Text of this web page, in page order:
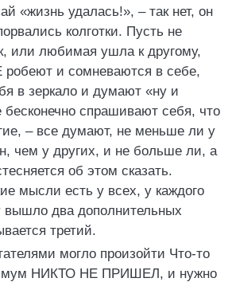
«жизнь удалась!», – так нет, он
колготки. Пусть не
или любимая ушла к другому,
робеют и сомневаются в себе,
в зеркало и думают «ну и
спрашивают себя, что
– все думают, не меньше ли у
чем у других, и не больше ли, а
об этом сказать.
мысли есть у всех, у каждого
вышло два дополнительных
третий.
могло произойти Что-то
НИКТО НЕ ПРИШЕЛ, и нужно